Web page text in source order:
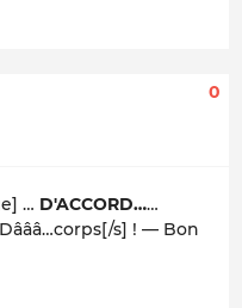
0
… D'ACCORD……
s] ! — Bon